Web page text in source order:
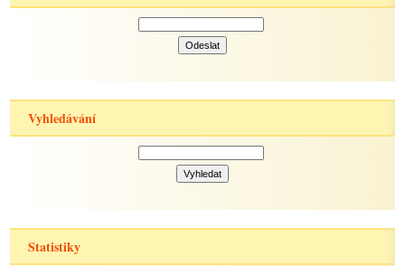
Vyhledávání
Statistiky